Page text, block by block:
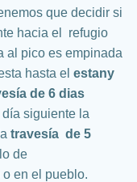
que decidir si
hacia el
refugio
al pico es empinada
hasta el estany
de 6 dias
siguiente la
travesía de 5
de
en el pueblo.